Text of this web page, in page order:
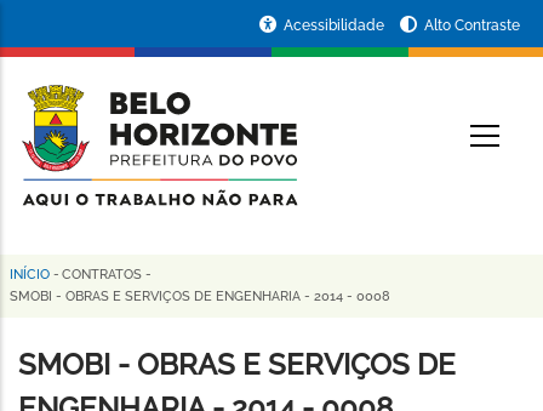
conteúdo
principal
da
Prefeitura
de
Horizonte
Acessibilidade Alto Contraste
Trilha
navegação
INÍCIO - CONTRATOS -
SMOBI - OBRAS E SERVIÇOS DE ENGENHARIA - 2014 - 0008
SMOBI - OBRAS E SERVIÇOS DE